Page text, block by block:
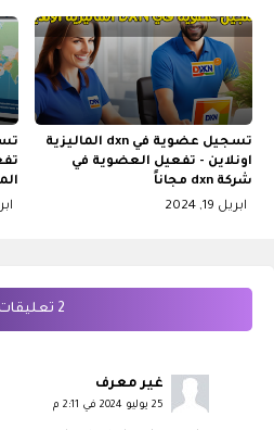
تسجيل عضوية في dxn الماليزية
اونلاين - تفعيل العضوية في
شركة dxn مجاناً
ابريل 19, 2024
2 تعليقات
غير معرف
25 يوليو 2024 في 2:11 م